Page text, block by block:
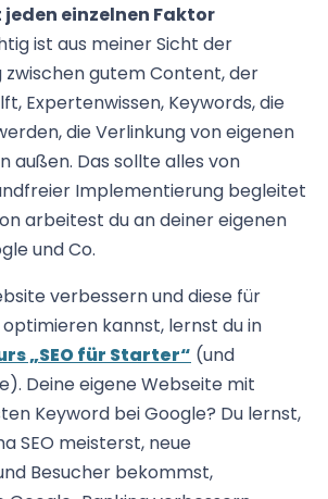
einzelnen Faktor
ist aus meiner Sicht der
zwischen gutem Content, der
Expertenwissen, Keywords, die
die Verlinkung von eigenen
außen. Das sollte alles von
Implementierung begleitet
arbeitest du an deiner eigenen
und Co.
verbessern und diese für
kannst, lernst du in
„SEO für Starter“ (und
Deine eigene Webseite mit
Keyword bei Google? Du lernst,
SEO meisterst, neue
Besucher bekommst,